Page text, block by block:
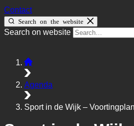
Contact
Search on the website
Search on website
Agenda
Sport in de Wijk –